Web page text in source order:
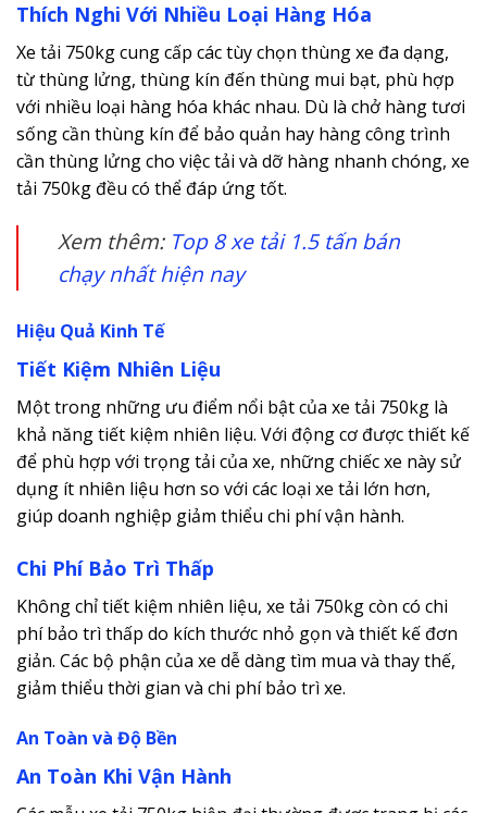
Thích Nghi Với Nhiều Loại Hàng Hóa
Xe tải 750kg cung cấp các tùy chọn thùng xe đa dạng,
từ thùng lửng, thùng kín đến thùng mui bạt, phù hợp
với nhiều loại hàng hóa khác nhau. Dù là chở hàng tươi
sống cần thùng kín để bảo quản hay hàng công trình
cần thùng lửng cho việc tải và dỡ hàng nhanh chóng, xe
tải 750kg đều có thể đáp ứng tốt.
Xem thêm: Top 8 xe tải 1.5 tấn bán
chạy nhất hiện nay
Hiệu Quả Kinh Tế
Tiết Kiệm Nhiên Liệu
Một trong những ưu điểm nổi bật của xe tải 750kg là
khả năng tiết kiệm nhiên liệu. Với động cơ được thiết kế
để phù hợp với trọng tải của xe, những chiếc xe này sử
dụng ít nhiên liệu hơn so với các loại xe tải lớn hơn,
giúp doanh nghiệp giảm thiểu chi phí vận hành.
Chi Phí Bảo Trì Thấp
Không chỉ tiết kiệm nhiên liệu, xe tải 750kg còn có chi
phí bảo trì thấp do kích thước nhỏ gọn và thiết kế đơn
giản. Các bộ phận của xe dễ dàng tìm mua và thay thế,
giảm thiểu thời gian và chi phí bảo trì xe.
An Toàn và Độ Bền
An Toàn Khi Vận Hành